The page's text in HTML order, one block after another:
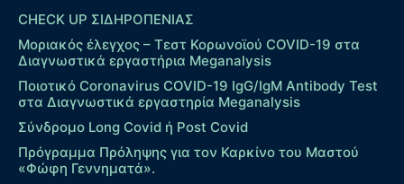
CHECK UP ΣΙΔΗΡΟΠΕΝΙΑΣ
Μοριακός έλεγχος – Τεστ Κορωνοϊού COVID-19 στα
Διαγνωστικά εργαστήρια Meganalysis
Ποιοτικό Coronavirus COVID-19 IgG/IgM Antibody Test
στα Διαγνωστικά εργαστηρία Meganalysis
Σύνδρομο Long Covid ή Post Covid
Πρόγραμμα Πρόληψης για τον Καρκίνο του Μαστού
«Φώφη Γεννηματά».